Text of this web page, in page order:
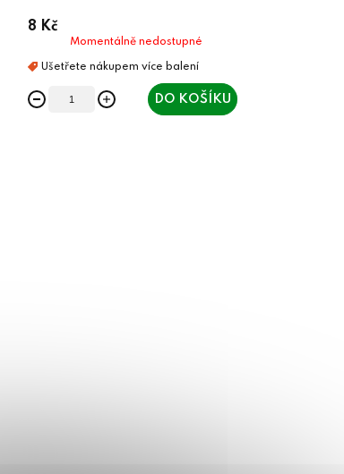
8 Kč
Momentálně nedostupné
DO KOŠÍKU